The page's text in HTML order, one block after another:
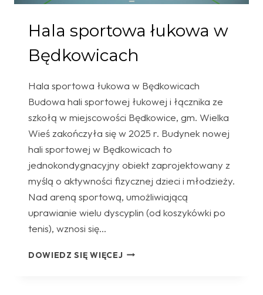
Hala sportowa łukowa w
Będkowicach
Hala sportowa łukowa w Będkowicach
Budowa hali sportowej łukowej i łącznika ze
szkołą w miejscowości Będkowice, gm. Wielka
Wieś zakończyła się w 2025 r. Budynek nowej
hali sportowej w Będkowicach to
jednokondygnacyjny obiekt zaprojektowany z
myślą o aktywności fizycznej dzieci i młodzieży.
Nad areną sportową, umożliwiającą
uprawianie wielu dyscyplin (od koszykówki po
tenis), wznosi się…
DOWIEDZ SIĘ WIĘCEJHALA